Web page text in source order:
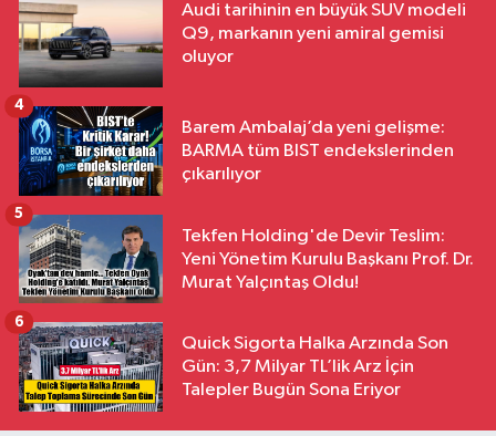
Audi tarihinin en büyük SUV modeli
Q9, markanın yeni amiral gemisi
oluyor
Barem Ambalaj’da yeni gelişme:
BARMA tüm BIST endekslerinden
çıkarılıyor
4
Tekfen Holding'de Devir Teslim:
Yeni Yönetim Kurulu Başkanı Prof. Dr.
Murat Yalçıntaş Oldu!
5
Quick Sigorta Halka Arzında Son
Gün: 3,7 Milyar TL’lik Arz İçin
Talepler Bugün Sona Eriyor
6